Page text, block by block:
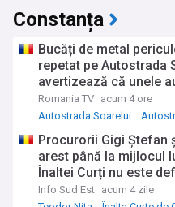
Constanța
Bucăți de metal
repetat pe Autostrada
avertizează că unele
deliberat”
Romania TV acum 4 ore
Autostrada Soarelui
Procurorii Gigi Ștefan
arest până la mijlocul
Înaltei Curți nu este
Info Sud Est acum 4 zile